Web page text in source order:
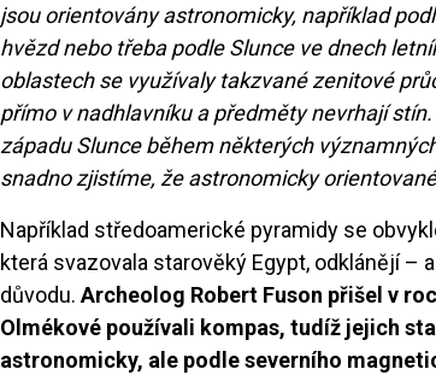
jsou orientovány astronomicky, například
hvězd nebo třeba podle Slunce ve dnech
oblastech se využívaly takzvané zenitové
přímo v nadhlavníku a předměty nevrhají
západu Slunce během některých
snadno zjistíme, že astronomicky
Například středoamerické pyramidy se
která svazovala starověký Egypt, odklánějí –
důvodu.Archeolog Robert Fuson přišel v
Olmékové používali kompas, tudíž jejich
astronomicky, ale podle severního